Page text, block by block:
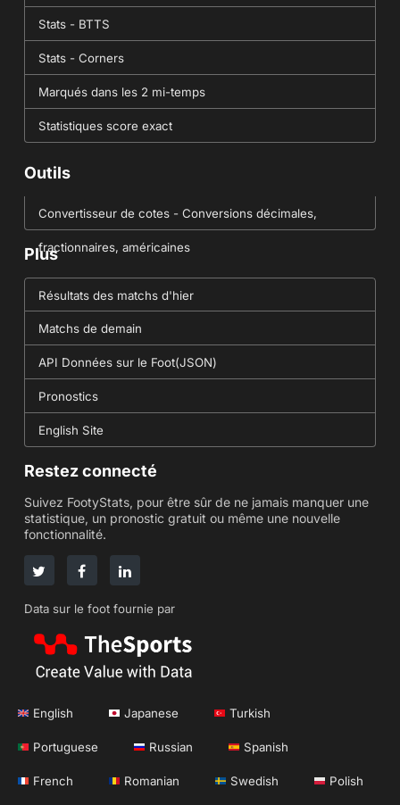
Stats - BTTS
Stats - Corners
Marqués dans les 2 mi-temps
Statistiques score exact
Outils
Convertisseur de cotes - Conversions décimales,
fractionnaires, américaines
Plus
Résultats des matchs d'hier
Matchs de demain
API Données sur le Foot(JSON)
Pronostics
English Site
Restez connecté
Suivez FootyStats, pour être sûr de ne jamais manquer une
statistique, un pronostic gratuit ou même une nouvelle
fonctionnalité.
Data sur le foot fournie par
English Japanese Turkish
Portuguese Russian Spanish
French Romanian Swedish Polish